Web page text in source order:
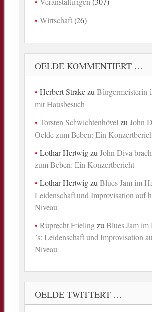
Wirtschaft(26)
OELDE KOMMENTIERT …
Herbert StrakezuBürgermeisterin
mit Hausbesuch
Torsten Schwichtenhövel zuJohn
Oelde zum Beben: Ein
Lothar HertwigzuJohn Diva
zum Beben: Ein Konzertbericht
Lothar HertwigzuBlues Jam im
Leidenschaft und Improvisation auf
Niveau
Ruprecht FrielingzuBlues Jam im
´s: Leidenschaft und Improvisation
Niveau
OELDE TWITTERT …